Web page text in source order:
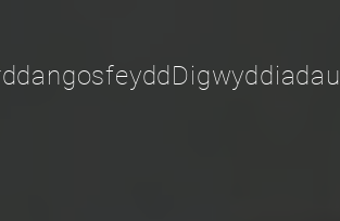
Digwyddiadau